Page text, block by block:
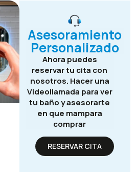
Asesoramiento
Personalizado
Ahora puedes
reservar tu cita con
nosotros. Hacer una
Videollamada para ver
tu baño y asesorarte
en que mampara
comprar
RESERVAR CITA